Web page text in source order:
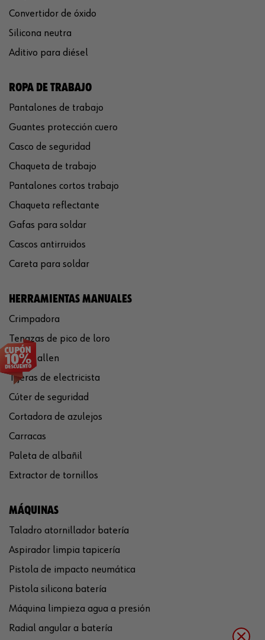
Convertidor de óxido
Silicona neutra
Aditivo para diésel
ROPA DE TRABAJO
Pantalones de trabajo
Guantes protección cuero
Casco de seguridad
Chaqueta de trabajo
Pantalones cortos trabajo
Chaqueta reflectante
Gafas para soldar
Cascos antirruidos
Careta para soldar
HERRAMIENTAS MANUALES
Crimpadora
Tenazas de pico de loro
Llaves allen
Tijeras de electricista
Cúter de seguridad
Cortadora de azulejos
Carracas
Paleta de albañil
Extractor de tornillos
MÁQUINAS
Taladro atornillador batería
Aspirador limpia tapicería
Pistola de impacto neumática
Pistola silicona batería
Máquina limpieza agua a presión
Radial angular a batería